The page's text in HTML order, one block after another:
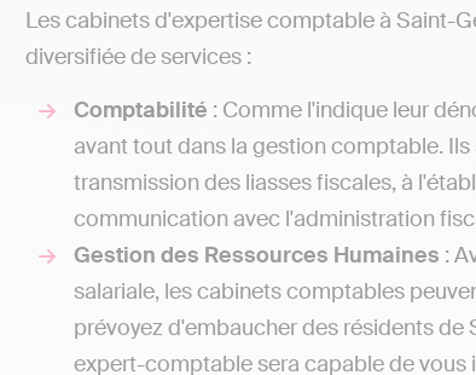
Les cabinets d'expertise comptable à Saint-
diversifiée de services :
Comptabilité : Comme l'indique leur
avant tout dans la gestion comptable.
transmission des liasses fiscales, à
communication avec l'administration
Gestion des Ressources Humaines :
salariale, les cabinets comptables
prévoyez d'embaucher des résidents
expert-comptable sera capable de vous